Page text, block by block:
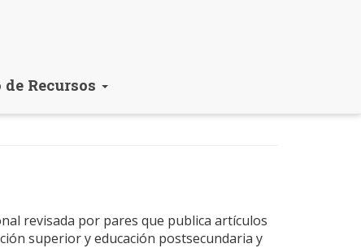
de Recursos
revisada por pares que publica artículos
superior y educación postsecundaria y